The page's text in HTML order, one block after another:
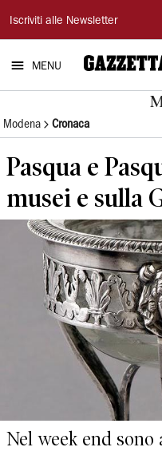
Gazzetta
di
Modena
Iscriviti alle Newsletter
MENU
Modena Cronaca
Pasqua e
musei e sulla
Nel week end